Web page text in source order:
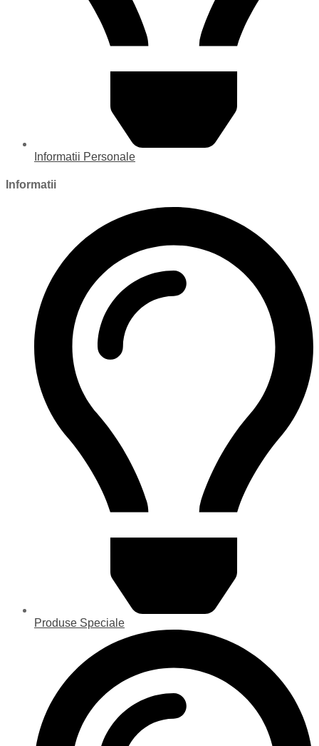
Informatii Personale
Informatii
Produse Speciale